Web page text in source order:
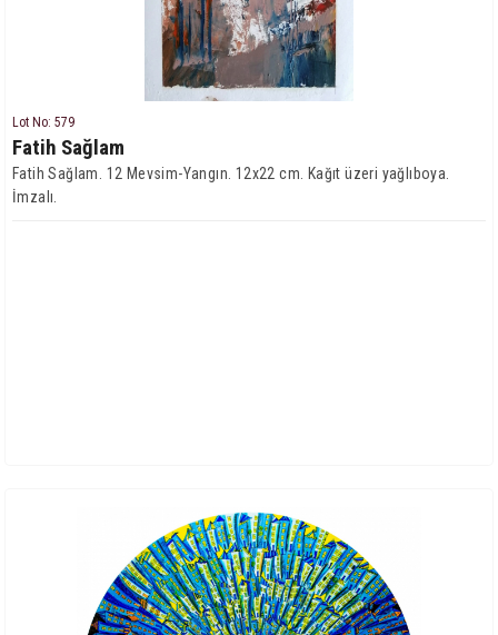
Lot No: 579
Fatih Sağlam
Fatih Sağlam. 12 Mevsim-Yangın. 12x22 cm. Kağıt üzeri yağlıboya.
İmzalı.